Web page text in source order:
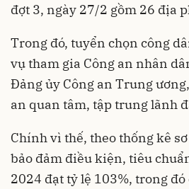
đợt 3, ngày 27/2 gồm 26 địa
Trong đó, tuyển chọn công
vụ tham gia Công an nhân
Đảng ủy Công an Trung
an quan tâm, tập trung lãnh
Chính vì thế, theo thống kê
bảo đảm điều kiện, tiêu
2024 đạt tỷ lệ 103%, trong